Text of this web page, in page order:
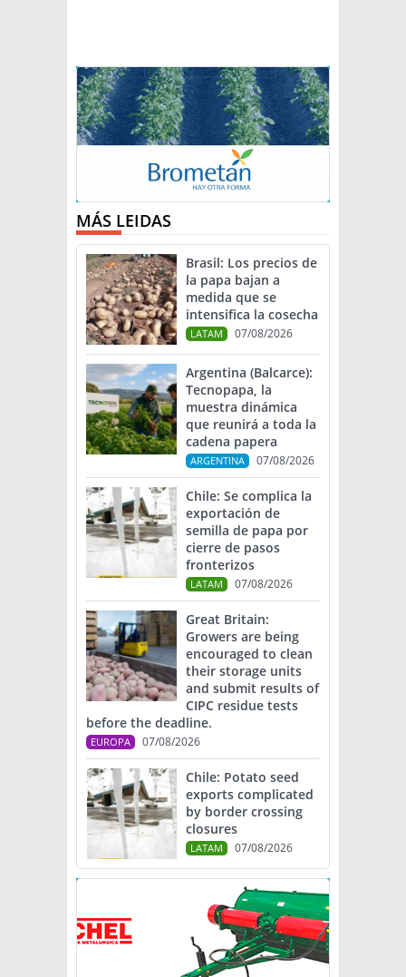
MÁS LEIDAS
Brasil: Los precios de
la papa bajan a
medida que se
intensifica la cosecha
LATAM 07/08/2026
Argentina (Balcarce):
Tecnopapa, la
muestra dinámica
que reunirá a toda la
cadena papera
ARGENTINA 07/08/2026
Chile: Se complica la
exportación de
semilla de papa por
cierre de pasos
fronterizos
LATAM 07/08/2026
Great Britain:
Growers are being
encouraged to clean
their storage units
and submit results of
CIPC residue tests
before the deadline.
EUROPA 07/08/2026
Chile: Potato seed
exports complicated
by border crossing
closures
LATAM 07/08/2026